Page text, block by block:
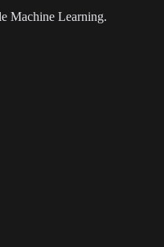
Machine Learning.